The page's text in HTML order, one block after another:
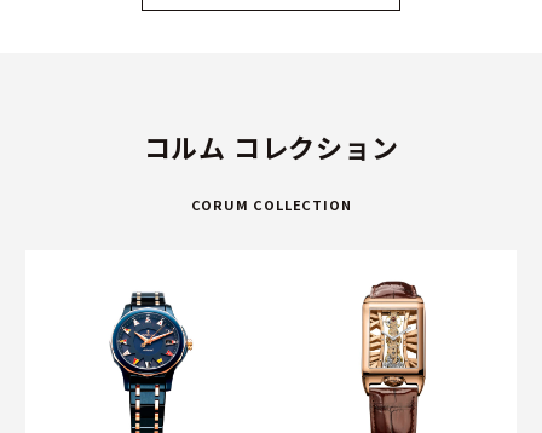
コルム コレクション
CORUM COLLECTION